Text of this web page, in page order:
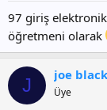
97 giriş
öğretmeni olarak
J joe black
Üye